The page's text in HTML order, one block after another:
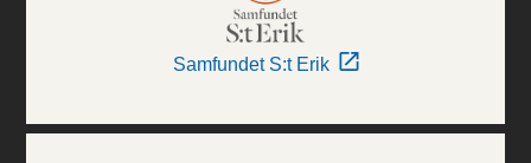
Samfundet S:t Erik